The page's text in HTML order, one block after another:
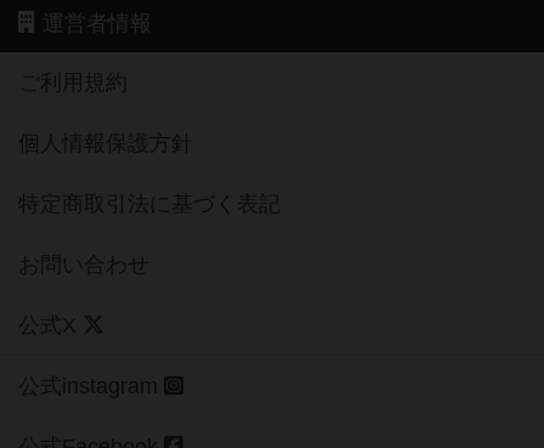
運営者情報
ご利用規約
個人情報保護方針
特定商取引法に基づく表記
お問い合わせ
公式X
公式instagram